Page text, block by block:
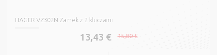
HAGER VZ302N Zamek z 2 kluczami
13,43 € 15,80 €